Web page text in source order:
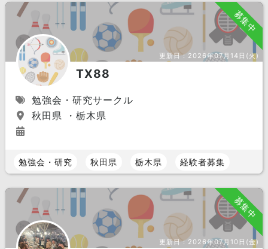
北海道 エリア
北海道
東北 エリア
宮城県 秋田県
関東 エリア
東京都
埼玉県 茨城県
中部 エリア
愛知県 静岡県 岐阜県
長野県 石川県
募集中
更新日： 2026年07月14日(火)
TX88
勉強会・研究サークル
秋田県 ・栃木県
勉強会・研究 秋田県 栃木県 経験者募集
募集中
更新日： 2026年07月10日(金)